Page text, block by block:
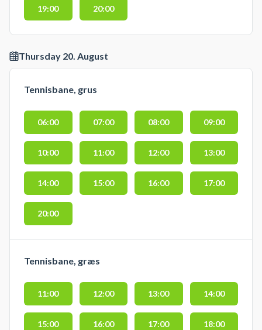
19:00 20:00
Thursday 20. August
Tennisbane, grus
06:00 07:00 08:00 09:00
10:00 11:00 12:00 13:00
14:00 15:00 16:00 17:00
20:00
Tennisbane, græs
11:00 12:00 13:00 14:00
15:00 16:00 17:00 18:00